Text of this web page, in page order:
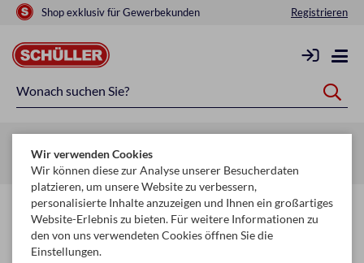
Shop exklusiv für Gewerbekunden Registrieren
Feuerzeug-Zubehör
Feuerzeug-Zubehör
Filtern & Sortieren
Wir verwenden Cookies
Wir können diese zur Analyse unserer Besucherdaten
platzieren, um unsere Website zu verbessern,
personalisierte Inhalte anzuzeigen und Ihnen ein großartiges
Website-Erlebnis zu bieten. Für weitere Informationen zu
den von uns verwendeten Cookies öffnen Sie die
Einstellungen.